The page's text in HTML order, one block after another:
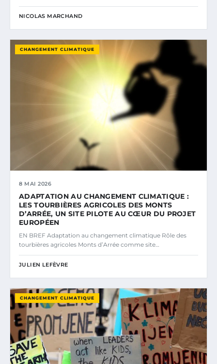
NICOLAS MARCHAND
CHANGEMENT CLIMATIQUE
8 MAI 2026
ADAPTATION AU CHANGEMENT CLIMATIQUE :
LES TOURBIÈRES AGRICOLES DES MONTS
D’ARRÉE, UN SITE PILOTE AU CŒUR DU PROJET
EUROPÉEN
EN BREF Adaptation au changement climatique Rôle des
tourbières agricoles Monts d’Arrée comme site…
JULIEN LEFÈVRE
CHANGEMENT CLIMATIQUE